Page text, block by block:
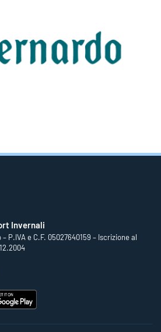
Invernali
P.IVA e C.F. 05027640159 – Iscrizione al